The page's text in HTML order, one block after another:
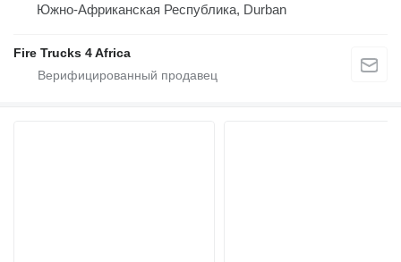
Южно-Африканская Республика, Durban
Fire Trucks 4 Africa